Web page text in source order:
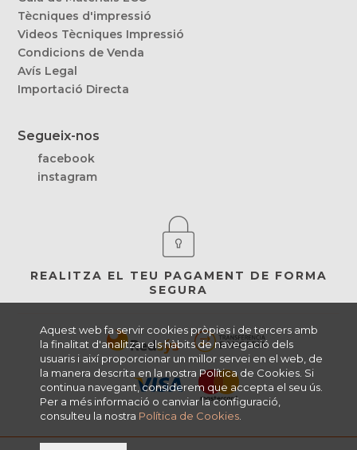
Aquest web fa servir cookies pròpies i de tercers amb
la finalitat d'analitzar els hàbits de navegació dels
usuaris i així proporcionar un millor servei en el web, de
la manera descrita en la nostra Política de Cookies. Si
continua navegant, considerem que accepta el seu ús.
Per a més informació o canviar la configuració,
consulteu la nostra Política de Cookies
Tècniques d'impressió
Videos Tècniques Impressió
Condicions de Venda
Avís Legal
Importació Directa
Segueix-nos
facebook
instagram
REALITZA EL TEU PAGAMENT DE FORMA
SEGURA